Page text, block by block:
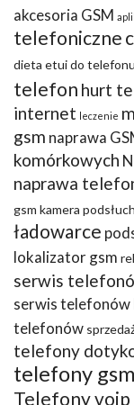
akcesoria GSM
telefoniczne
dieta etui do telefonu
telefon hurt
internet leczenie
gsm naprawa
komórkowych
naprawa
gsm kamera
ładowarce
lokalizator gsm
serwis
serwis telefonów
telefonów
telefony
telefony gsm
Telefony voip